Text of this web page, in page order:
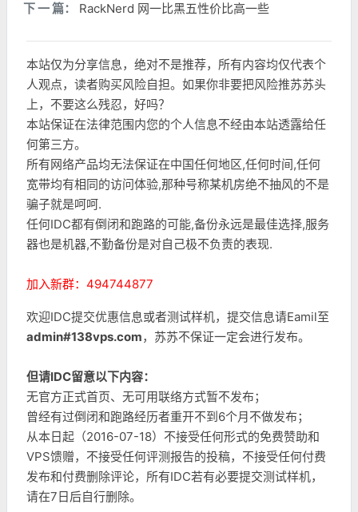
下 一 篇：
RackNerd 网一比黑五性价比高一些
本站仅为分享信息，绝对不是推荐，所有内容均仅代表个
人观点，读者购买风险自担。如果你非要把风险推苏苏头
上，不要这么残忍，好吗？
本站保证在法律范围内您的个人信息不经由本站透露给任
何第三方。
所有网络产品均无法保证在中国任何地区,任何时间,任何
宽带均有相同的访问体验,那种号称某机房绝不抽风的不是
骗子就是呵呵.
任何IDC都有倒闭和跑路的可能,备份永远是最佳选择,服务
器也是机器,不勤备份是对自己极不负责的表现.
加入新群：494744877
欢迎IDC提交优惠信息或者测试样机，提交信息请Eamil至
admin#138vps.com，苏苏不保证一定会进行发布。
但请IDC留意以下内容：
无官方正式首页、无可用联络方式暂不发布；
曾经有过倒闭和跑路经历者重开不到6个月不做发布；
从本日起（2016-07-18）不接受任何形式的免费赞助和
VPS馈赠，不接受任何评测报告的投稿，不接受任何付费
发布和付费删除评论，所有IDC若有必要提交测试样机，
请在7日后自行删除。